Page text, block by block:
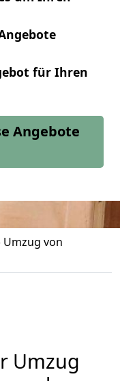
für Ihren
Angebote
Umzug von
Umzug